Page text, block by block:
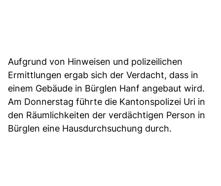
Aufgrund von Hinweisen und polizeilichen
Ermittlungen ergab sich der Verdacht, dass in
einem Gebäude in Bürglen Hanf angebaut wird.
Am Donnerstag führte die Kantonspolizei Uri in
den Räumlichkeiten der verdächtigen Person in
Bürglen eine Hausdurchsuchung durch.